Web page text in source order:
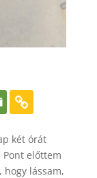
két órát
előttem
hogy lássam,